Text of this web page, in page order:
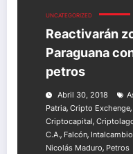
UNCATEGORIZED
Reactivarán
Paraguana
petros
Abril 30, 2018
Patria, Cripto Exchenge,
Criptocapital,
C.A., Falcón, Intalcambio
Nicolás Maduro, Petros